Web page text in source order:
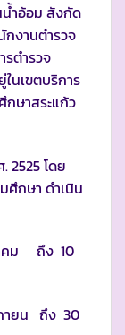
ำอ้อม สังกัด
กงานตำรวจ
ตำรวจ
นเขตบริการ
ษาสระแก้ว
โดย
ศึกษา ดำเนิน
ม ถึง 10
น ถึง 30